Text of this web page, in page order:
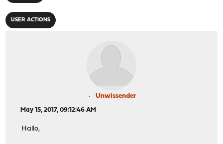
USER ACTIONS
Unwissender
May 15, 2017, 09:12:46 AM
Hallo,